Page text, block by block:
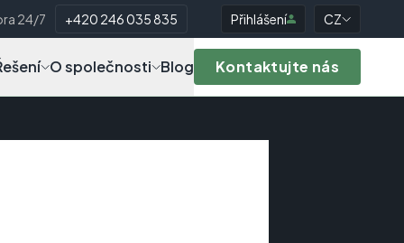
24/7 +420 246 035 835 Přihlášení CZ
O společnosti Blog Kontaktujte nás